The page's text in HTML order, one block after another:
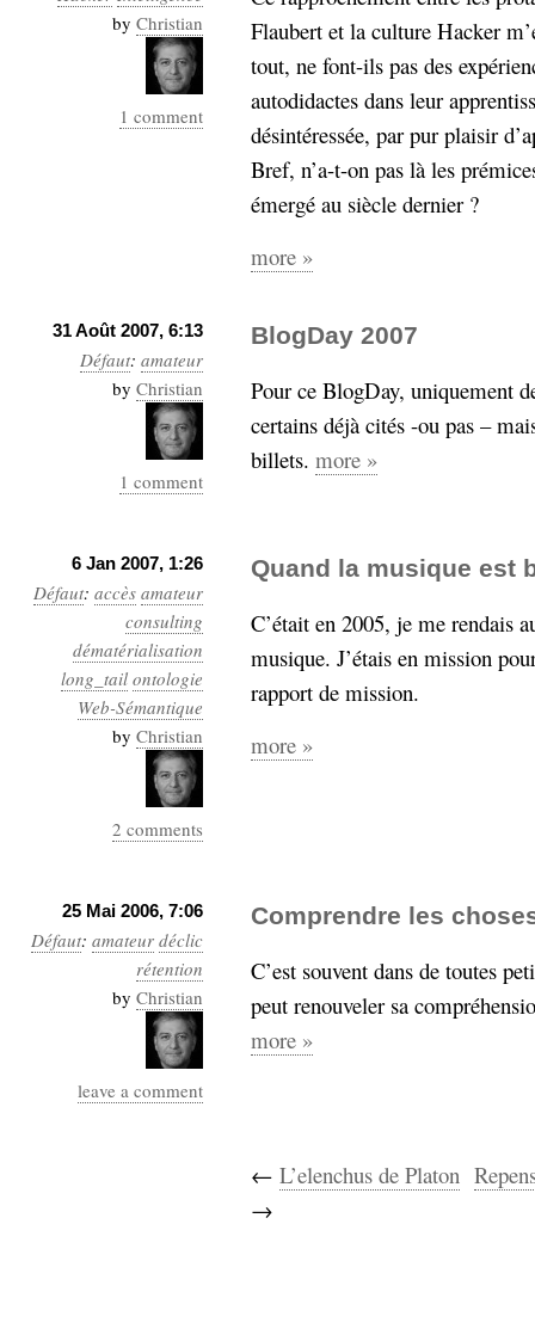
by Christian
1 comment
Flaubert et la culture Hacker
tout, ne font-ils pas des
autodidactes dans leur
désintéressée, par pur plaisir
Bref, n’a-t-on pas là les
émergé au siècle dernier ?
more »
31 Août 2007, 6:13
Défaut: amateur
by Christian
1 comment
BlogDay 2007
Pour ce BlogDay, uniquement
certains déjà cités -ou pas –
billets. more »
6 Jan 2007, 1:26
Défaut: accès amateur
consulting
dématérialisation
long_tail ontologie
Web-Sémantique
by Christian
2 comments
Quand la musique est
C’était en 2005, je me rendais
musique. J’étais en mission
rapport de mission.
more »
25 Mai 2006, 7:06
Défaut: amateur déclic
rétention
by Christian
leave a comment
Comprendre les
C’est souvent dans de toutes
peut renouveler sa
more »
← L’elenchus de Platon
→